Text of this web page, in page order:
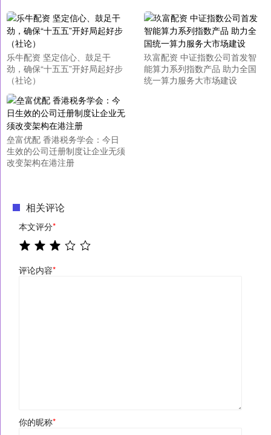
乐牛配资 坚定信心、鼓足干
劲，确保“十五五”开好局起好步
（社论）
玖富配资 中证指数公司首发智
能算力系列指数产品 助力全国
统一算力服务大市场建设
垒富优配 香港税务学会：今日
生效的公司迁册制度让企业无须
改变架构在港注册
相关评论
本文评分*
评论内容*
你的昵称*